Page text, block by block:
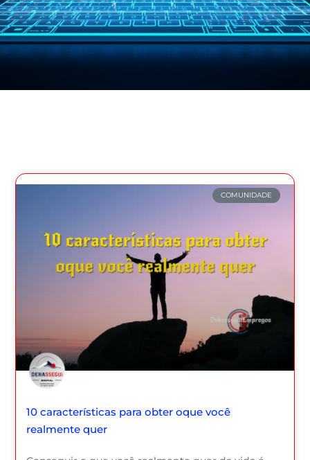
COMUNIDADE
10 características para obter oque você
realmente quer